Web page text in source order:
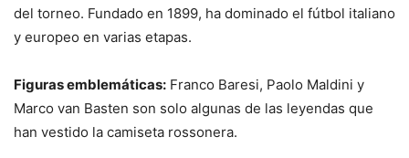
del torneo. Fundado en 1899, ha dominado el fútbol italiano
y europeo en varias etapas.
Figuras emblemáticas: Franco Baresi, Paolo Maldini y
Marco van Basten son solo algunas de las leyendas que
han vestido la camiseta rossonera.